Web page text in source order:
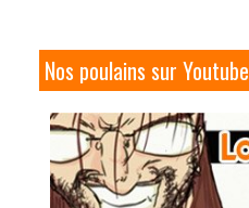
Nos poulains sur Youtube